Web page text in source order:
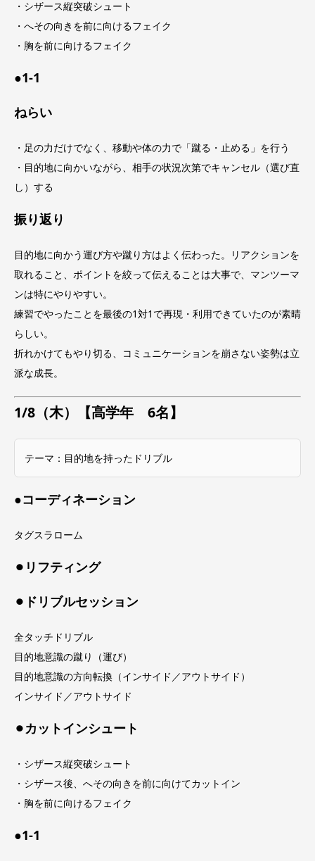
・シザース縦突破シュート
・へその向きを前に向けるフェイク
・胸を前に向けるフェイク
●1-1
ねらい
・足の力だけでなく、移動や体の力で「蹴る・止める」を行う
・目的地に向かいながら、相手の状況次第でキャンセル（選び直
し）する
振り返り
目的地に向かう運び方や蹴り方はよく伝わった。リアクションを
取れること、ポイントを絞って伝えることは大事で、マンツーマ
ンは特にやりやすい。
練習でやったことを最後の1対1で再現・利用できていたのが素晴
らしい。
折れかけてもやり切る、コミュニケーションを崩さない姿勢は立
派な成長。
1/8（木）【高学年 6名】
テーマ：目的地を持ったドリブル
●コーディネーション
タグスラローム
⚫︎リフティング
⚫︎ドリブルセッション
全タッチドリブル
目的地意識の蹴り（運び）
目的地意識の方向転換（インサイド／アウトサイド）
インサイド／アウトサイド
⚫︎カットインシュート
・シザース縦突破シュート
・シザース後、へその向きを前に向けてカットイン
・胸を前に向けるフェイク
●1-1